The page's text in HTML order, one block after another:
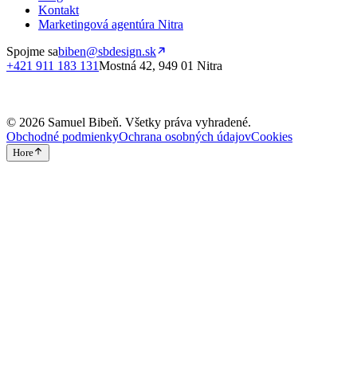
Kontakt
Marketingová agentúra Nitra
Spojme sabiben@sbdesign.sk
+421 911 183 131Mostná 42, 949 01 Nitra
© 2026 Samuel Bibeň. Všetky práva vyhradené.
Obchodné podmienkyOchrana osobných údajovCookies
Hore